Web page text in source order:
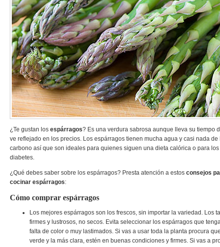
¿Te gustan los espárragos? Es una verdura sabrosa aunque lleva su tiempo
ve reflejado en los precios. Los espárragos tienen mucha agua y casi nada de
carbono así que son ideales para quienes siguen una dieta calórica o para
diabetes.
¿Qué debes saber sobre los espárragos? Presta atención a estos consejos
cocinar espárragos:
Cómo comprar espárragos
Los mejores espárragos son los frescos, sin importar la variedad. Los
firmes y lustrosos, no secos. Evita seleccionar los espárragos que
falta de color o muy lastimados. Si vas a usar toda la planta procura
verde y la más clara, estén en buenas condiciones y firmes. Si vas a